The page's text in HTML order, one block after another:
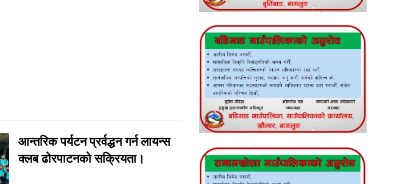
आन्तरिक पर्यटन प्रर्वद्धन गर्न लायन्स
क्लब ढोरपाटनको सक्रियता।